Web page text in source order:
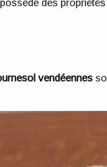
des
vendéennes